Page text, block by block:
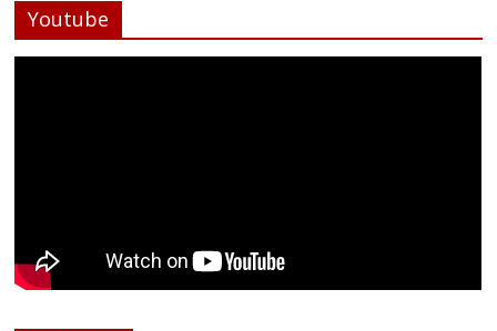
Youtube